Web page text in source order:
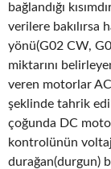
bağlandığı
verilere bakılırsa
yönü(G02 CW,
miktarını
veren motorlar
şeklinde tahrik
çoğunda DC
kontrolünün
durağan(durgun)